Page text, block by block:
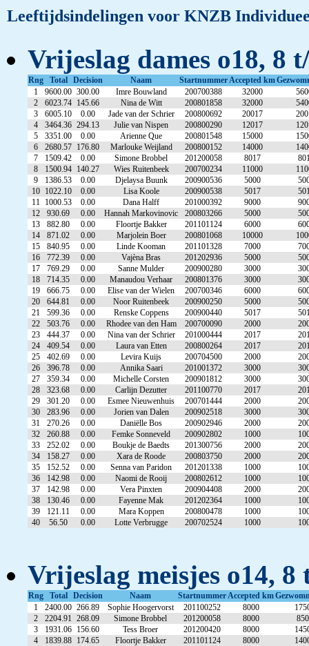
Leeftijdsindelingen voor KNZB
Vrijeslag dames o18, 8
Rng Total Decision Naam StartnummerAccepted km
1
9600.00 300.00 Imre Bouwland 200700388 32000
2
6023.74 145.66 Nina de Witt 200801858 32000
3
6005.10 0.00 Jade van der Schrier 200800692 20017
4
3464.36 294.13 Julie van Nispen 200800290 12017
5
3351.00 0.00 Arienne Que 200801548 15000
6
2680.57 176.80 Marlouke Weijland 200800152 14000
7
1509.42 0.00 Simone Brobbel 201200058 8017
8
1500.94 140.27 Wies Ruitenbeek 200700234 11000
9
1386.53 0.00 Djelaysa Buunk 200900536 5000
10 1022.10 0.00 Lisa Koole 200900538 5017
11 1000.53 0.00 Dana Halff 201000392 9000
12
930.69 0.00 Hannah Markovinovic 200803266 5000
13
882.80 0.00 Floortje Bakker 201101124 6000
14
871.02 0.00 Marjolein Boer 200801068 10000
15
840.95 0.00 Linde Kooman 201101328 7000
16
772.39 0.00 Vajèna Bras 201202936 5000
17
769.29 0.00 Sanne Mulder 200900280 3000
18
714.35 0.00 Manaudou Verhaar 200801376 3000
19
666.75 0.00 Elise van der Wielen 200700346 6000
20
644.81 0.00 Noor Ruitenbeek 200900250 5000
21
599.36 0.00 Renske Coppens 200900440 5017
22
503.76 0.00 Rhodee van den Ham 200700090 2000
23
444.37 0.00 Nina van der Schrier 201000444 2017
24
409.54 0.00 Laura van Etten 200800264 2017
25
402.69 0.00 Levira Kuijs 200704500 2000
26
396.78 0.00 Annika Saari 201001372 3000
27
359.34 0.00 Michelle Corsten 200901812 3000
28
323.68 0.00 Carlijn Dezutter 201100770 2017
29
301.20 0.00 Esmee Nieuwenhuis 200701444 2000
30
283.96 0.00 Jorien van Dalen 200902518 3000
31
270.26 0.00 Daniëlle Bos 200902946 2000
32
260.88 0.00 Femke Sonneveld 200902802 1000
33
252.02 0.00 Boukje de Baedts 201300756 2000
34
158.27 0.00 Xara de Roode 200803750 2000
35
152.52 0.00 Senna van Paridon 201201338 1000
36
142.98 0.00 Naomi de Rooij 200802612 1000
37
142.98 0.00 Vera Pinxten 200904408 2000
38
130.46 0.00 Fayenne Mak 201202364 1000
39
121.11 0.00 Mara Koppen 200800478 1000
40
56.50 0.00 Lotte Verbrugge 200702524 1000
Vrijeslag meisjes o14, 8
Rng Total Decision Naam StartnummerAccepted km
1
2400.00 266.89 Sophie Hoogervorst 201100252 8000
2
2204.91 268.09 Simone Brobbel 201200058 8000
3
1931.06 156.60 Tess Broer 201200420 8000
4
1839.88 174.65 Floortje Bakker 201101124 8000